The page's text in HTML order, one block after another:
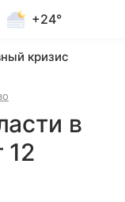
+24°
кризис
в
12